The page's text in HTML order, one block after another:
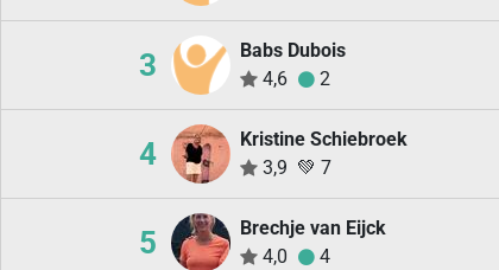
3
Babs Dubois
4,6
2
4
Kristine Schiebroek
3,9 💚 7
5
Brechje van Eijck
4,0
4